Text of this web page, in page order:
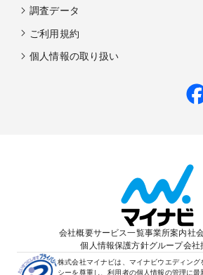
調査データ
ご利用規約
個人情報の取り扱い
会社概要サービス一覧事業所案内社
個人情報保護方針グループ会社
株式会社マイナビは、マイナビウエディン
シーを尊重し、利用者の個人情報の管理に